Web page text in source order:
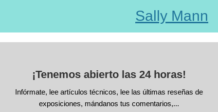
Sally Mann
¡Tenemos abierto las 24 horas!
Infórmate, lee artículos técnicos, lee las últimas reseñas de
exposiciones, mándanos tus comentarios,...